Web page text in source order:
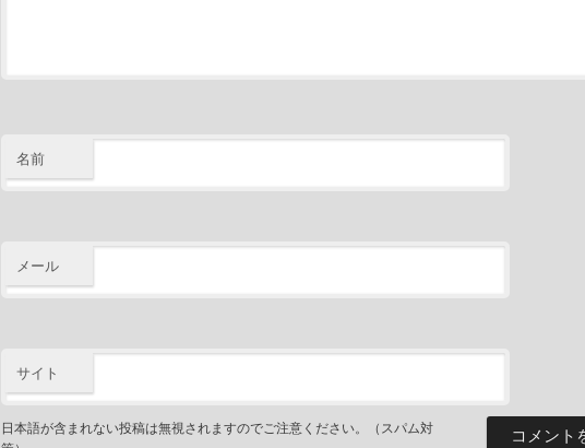
名前
メール
サイト
日本語が含まれない投稿は無視されますのでご注意ください。（スパム対